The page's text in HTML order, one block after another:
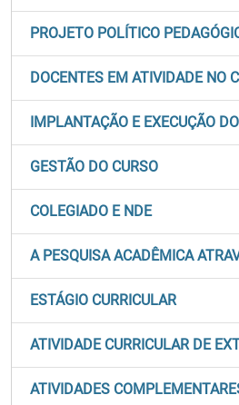
PROJETO POLÍTICO
DOCENTES EM ATIVIDADE NO
IMPLANTAÇÃO E EXECUÇÃO
GESTÃO DO CURSO
COLEGIADO E NDE
A PESQUISA ACADÊMICA
ESTÁGIO CURRICULAR
ATIVIDADE CURRICULAR DE
ATIVIDADES